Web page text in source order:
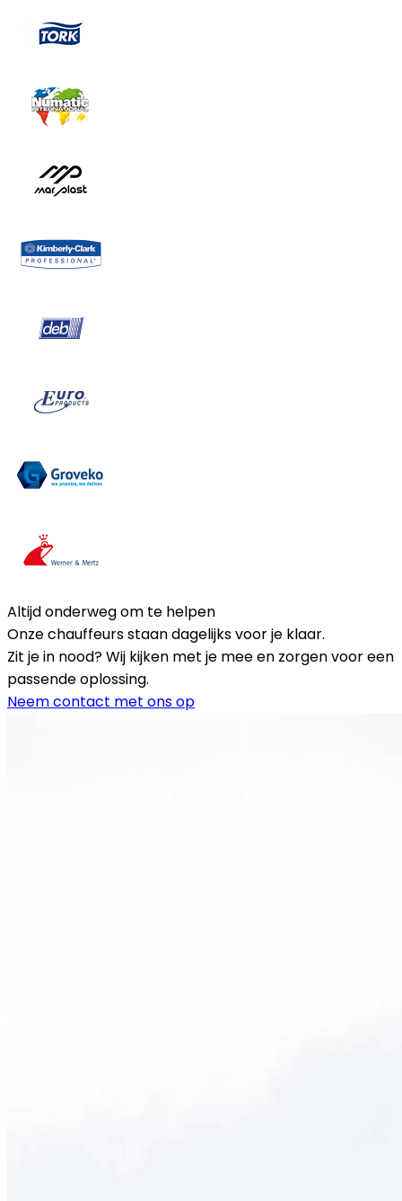
Altijd onderweg om te helpen
Onze chauffeurs staan dagelijks voor je klaar.
Zit je in nood? Wij kijken met je mee en zorgen voor een
passende oplossing.
Neem contact met ons op